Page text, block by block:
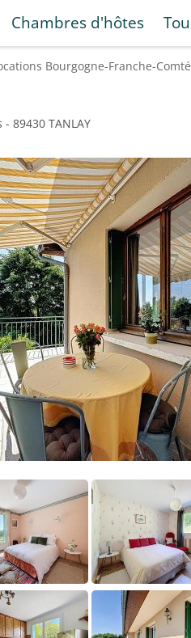
Chambres d'hôtes
Bourgogne-Franche-Comté
89430 TANLAY